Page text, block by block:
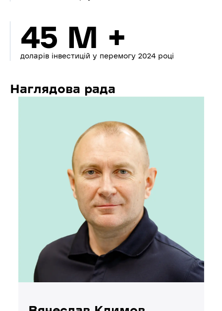
45 M +
доларів інвестицій у перемогу 2024 році
Наглядова рада